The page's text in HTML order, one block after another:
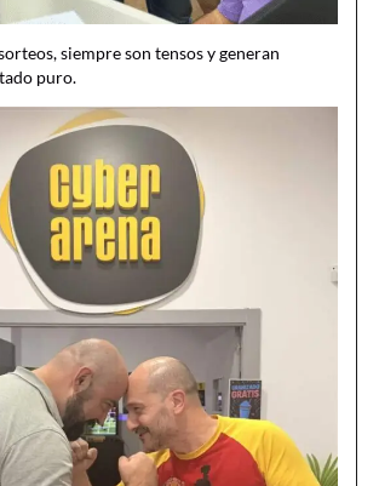
siempre son tensos y generan
puro.